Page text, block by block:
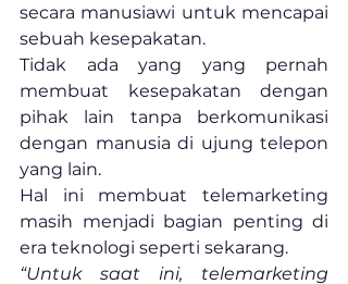
secara manusiawi untuk mencapai
sebuah kesepakatan.
Tidak ada yang yang pernah
membuat kesepakatan dengan
pihak lain tanpa berkomunikasi
dengan manusia di ujung telepon
yang lain.
Hal ini membuat telemarketing
masih menjadi bagian penting di
era teknologi seperti sekarang.
“Untuk saat ini, telemarketing